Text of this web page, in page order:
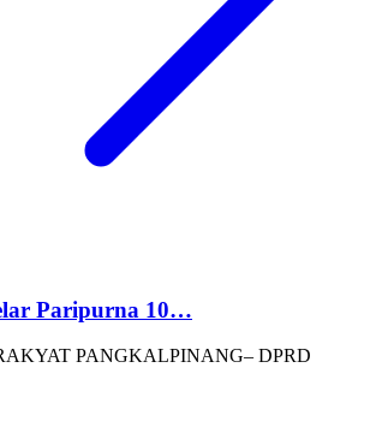
Paripurna 10…
PANGKALPINANG– DPRD